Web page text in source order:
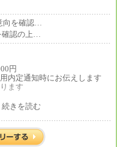
向を確認…
確認の上…
円
内定通知時にお伝えします
ます
円
力を考慮の上、当社規程に
きを読む